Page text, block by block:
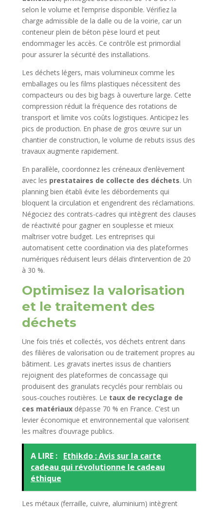
selon le volume et l’emprise disponible. Vérifiez la
charge admissible de la dalle ou de la voirie, car un
conteneur plein de béton pèse lourd et peut
endommager les accès. Ce contrôle est primordial
pour assurer la sécurité des installations.
Les déchets légers, mais volumineux comme les
emballages ou les films plastiques nécessitent des
compacteurs ou des big bags à ouverture large. Cette
compression réduit la fréquence des rotations de
transport et limite vos coûts logistiques. Anticipez les
pics de production. En phase de gros œuvre sur un
chantier de construction, le volume de rebuts issus des
travaux augmente rapidement.
En parallèle, coordonnez les créneaux d’enlèvement
avec les prestataires de collecte des déchets. Un
planning bien établi évite les débordements qui
bloquent la circulation et engendrent des réclamations.
Négociez des contrats-cadres qui intègrent des clauses
de réactivité pour gagner en souplesse et mieux
maîtriser votre budget. Les entreprises qui
automatisent cette coordination via des plateformes
numériques réduisent leurs délais d’intervention de 20
à 30 %.
Optimisez la valorisation
et le traitement des
déchets
Une fois triés et collectés, vos déchets entrent dans
des filières de valorisation ou de traitement propres au
bâtiment. Les gravats inertes issus de chantiers
rejoignent des plateformes de concassage qui
produisent des granulats recyclés pour remblais ou
sous-couches routières. Le taux de recyclage de
ces matériauxdépasse 70 % en France. C’est un
levier économique et environnemental que valorisent
les maîtres d’ouvrage publics.
A LIRE : Ethikdo : Avis sur la carte
cadeau qui révolutionne le cadeau
éthique
Les métaux (ferraille, cuivre, aluminium) intègrent